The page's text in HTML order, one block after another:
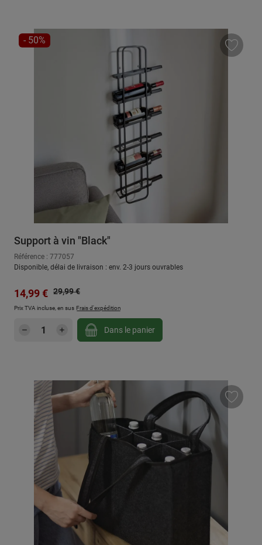
RÉDUCTION
- 50%
Support à vin "Black"
Référence : 777057
Disponible, délai de livraison : env. 2-3 jours ouvrables
Prix de vente :
14,99 € Prix régulier :
29,99 €
Prix TVA incluse, en sus Frais d'expédition
Quantité de produit : Entrez la quantité
Dans le panier